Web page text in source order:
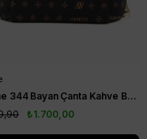
Armine 344 Bayan Çanta Kahve Baskılı
₺1.700,00